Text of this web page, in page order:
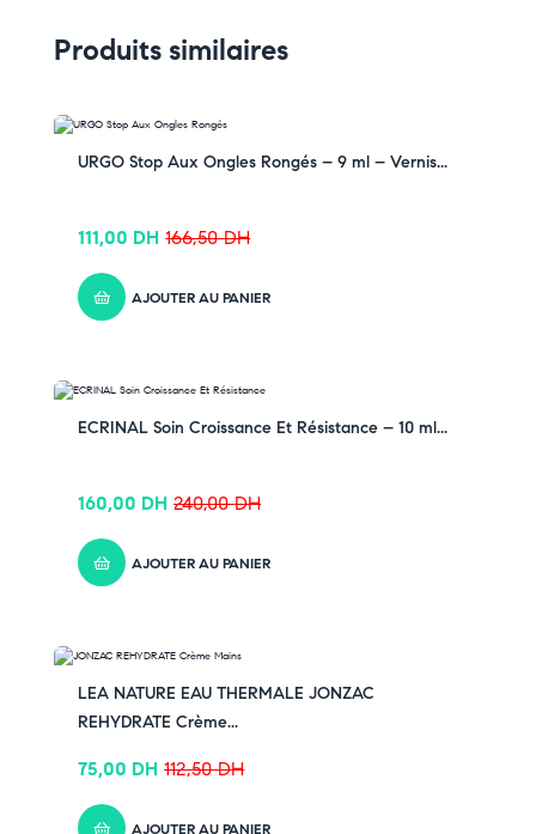
➤ Format nomade, idéal pour l’emporter partout
✔ Pour découvrir nos offres et promotions du
✔ Suivez-nous sur TikTok – cliquez ici
Produits similaires
URGO Stop Aux Ongles Rongés – 9 ml – Vernis...
166,50DH
111,00 DH
AJOUTER AU PANIER
ECRINAL Soin Croissance Et Résistance – 10 ml...
240,00DH
160,00 DH
AJOUTER AU PANIER
LEA NATURE EAU THERMALE JONZAC
REHYDRATE Crème...
112,50DH
75,00 DH
AJOUTER AU PANIER